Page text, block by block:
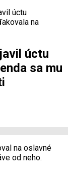
úctu
na
úctu
sa mu
na oslavné
od neho.